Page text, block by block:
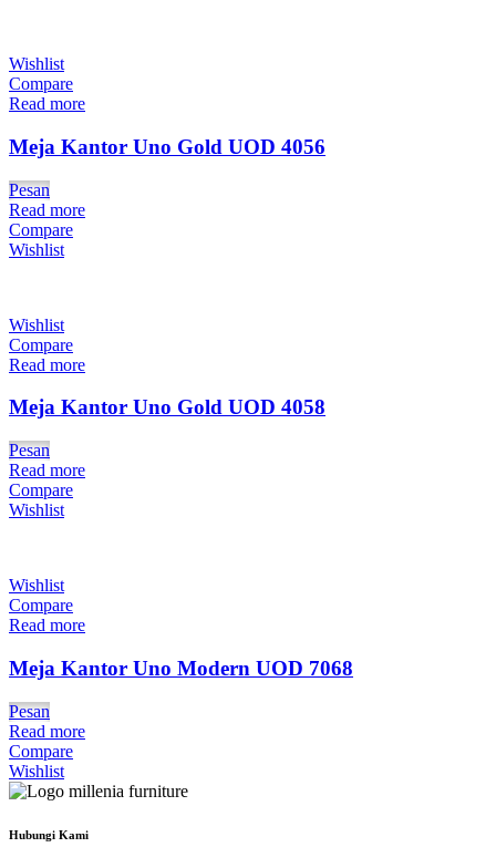
Wishlist
Compare
Read more
Meja Kantor Uno Gold UOD 4056
Pesan
Read more
Compare
Wishlist
Wishlist
Compare
Read more
Meja Kantor Uno Gold UOD 4058
Pesan
Read more
Compare
Wishlist
Wishlist
Compare
Read more
Meja Kantor Uno Modern UOD 7068
Pesan
Read more
Compare
Wishlist
Hubungi Kami